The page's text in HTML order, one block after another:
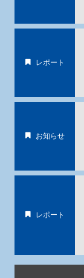
レポート
お知らせ
レポート